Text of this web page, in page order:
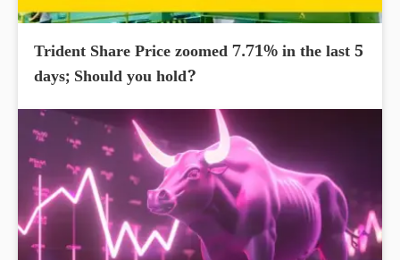
Trident Share Price zoomed 7.71% in the last 5
days; Should you hold?